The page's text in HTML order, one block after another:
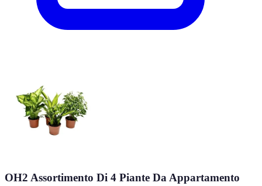
OH2 Assortimento Di 4 Piante Da Appartamento